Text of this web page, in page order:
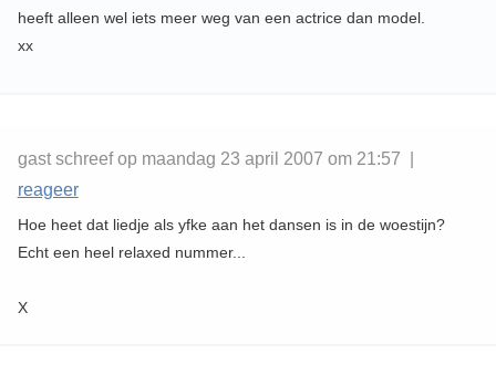
heeft alleen wel iets meer weg van een actrice dan model.
xx
gast schreef op maandag 23 april 2007 om 21:57 |
reageer
Hoe heet dat liedje als yfke aan het dansen is in de woestijn?
Echt een heel relaxed nummer...
X